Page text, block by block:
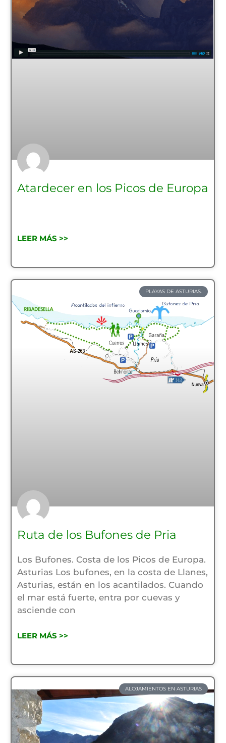
Atardecer en los Picos de Europa
LEER MÁS >>
PLAYAS DE ASTURIAS.
Ruta de los Bufones de Pria
Los Bufones. Costa de los Picos de Europa.
Asturias Los bufones, en la costa de Llanes,
Asturias, están en los acantilados. Cuando
el mar está fuerte, entra por cuevas y
asciende con
LEER MÁS >>
ALOJAMIENTOS EN ASTURIAS